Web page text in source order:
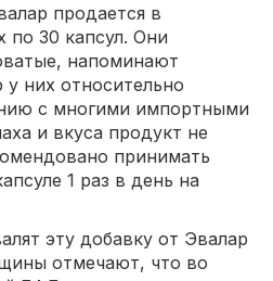
продается в
по 30 капсул. Они
напоминают
них относительно
с многими импортными
и вкуса продукт не
принимать
1 раз в день на
эту добавку от Эвалар
отмечают, что во